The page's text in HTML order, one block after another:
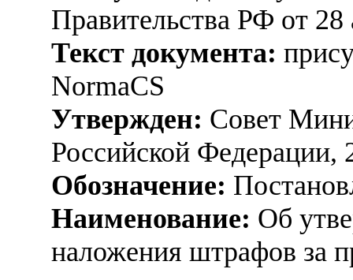
Правительства РФ от 28
Текст документа:
NormaCS
Утвержден: Совет
Российской Федерации,
Обозначение:
Наименование: Об
наложения штрафов за